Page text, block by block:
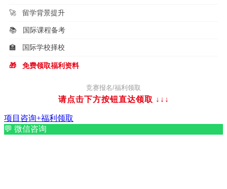
🚀 留学背景提升
📚 国际课程备考
🏫 国际学校择校
🎁 免费领取福利资料
竞赛报名/福利领取
请点击下方按钮直达领取 ↓↓↓
项目咨询+福利领取
💬 微信咨询